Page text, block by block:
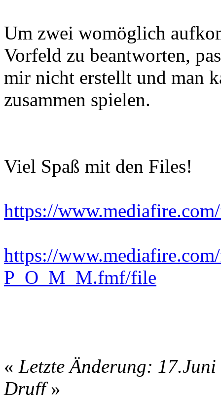
Um zwei womöglich
Vorfeld zu beantworten,
mir nicht erstellt und man
zusammen spielen.
Viel Spaß mit den Files!
https://
https://
P_O_M_M.fmf/file
« Letzte Änderung:
Druff»